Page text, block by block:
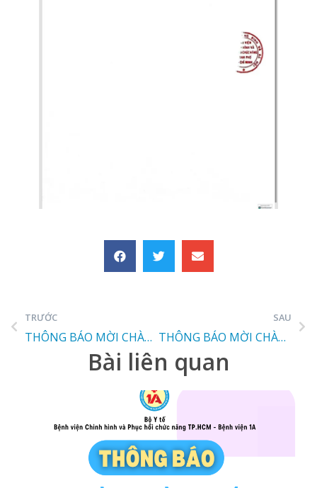
TRƯỚC
THÔNG BÁO MỜI CHÀO GIÁ
SAU
THÔNG BÁO MỜI CHÀO GIÁ
Bài liên quan